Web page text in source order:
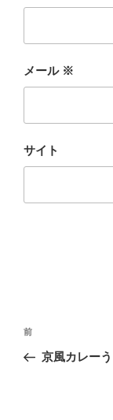
メール ※
サイト
投
ナ
前
の
前
京風カレー